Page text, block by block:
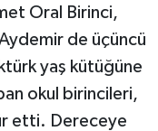
Oral Birinci,
de üçüncü
yaş kütüğüne
okul birincileri,
etti. Dereceye